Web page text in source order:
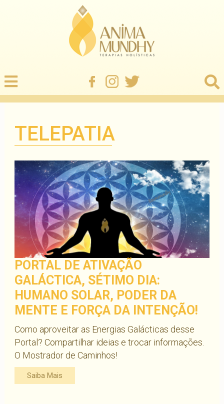
TELEPATIA
PORTAL DE ATIVAÇÃO
GALÁCTICA, SÉTIMO DIA:
HUMANO SOLAR, PODER DA
MENTE E FORÇA DA INTENÇÃO!
Como aproveitar as Energias Galácticas desse
Portal? Compartilhar ideias e trocar informações.
O Mostrador de Caminhos!
Saiba Mais